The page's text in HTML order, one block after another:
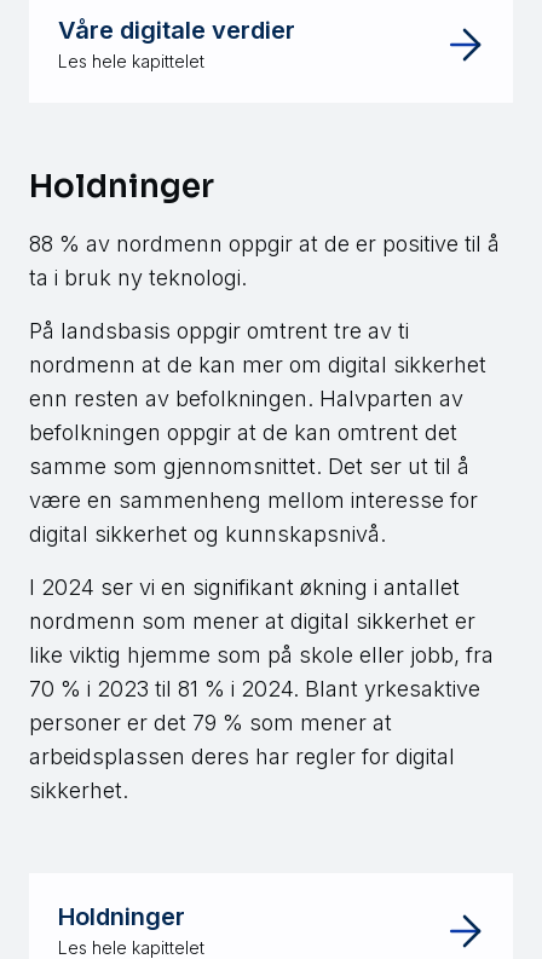
Våre digitale verdier
Les hele kapittelet
Holdninger
88 % av nordmenn oppgir at de er positive til å
ta i bruk ny teknologi.
På landsbasis oppgir omtrent tre av ti
nordmenn at de kan mer om digital sikkerhet
enn resten av befolkningen. Halvparten av
befolkningen oppgir at de kan omtrent det
samme som gjennomsnittet. Det ser ut til å
være en sammenheng mellom interesse for
digital sikkerhet og kunnskapsnivå.
I 2024 ser vi en signifikant økning i antallet
nordmenn som mener at digital sikkerhet er
like viktig hjemme som på skole eller jobb, fra
70 % i 2023 til 81 % i 2024. Blant yrkesaktive
personer er det 79 % som mener at
arbeidsplassen deres har regler for digital
sikkerhet.
Holdninger
Les hele kapittelet